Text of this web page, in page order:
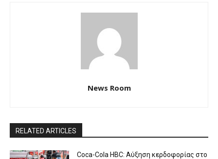
News Room
RELATED ARTICLES
Coca-Cola HBC: Αύξηση κερδοφορίας στο